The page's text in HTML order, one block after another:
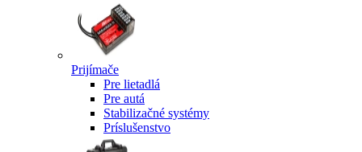
Prijímače
Pre lietadlá
Pre autá
Stabilizačné systémy
Príslušenstvo